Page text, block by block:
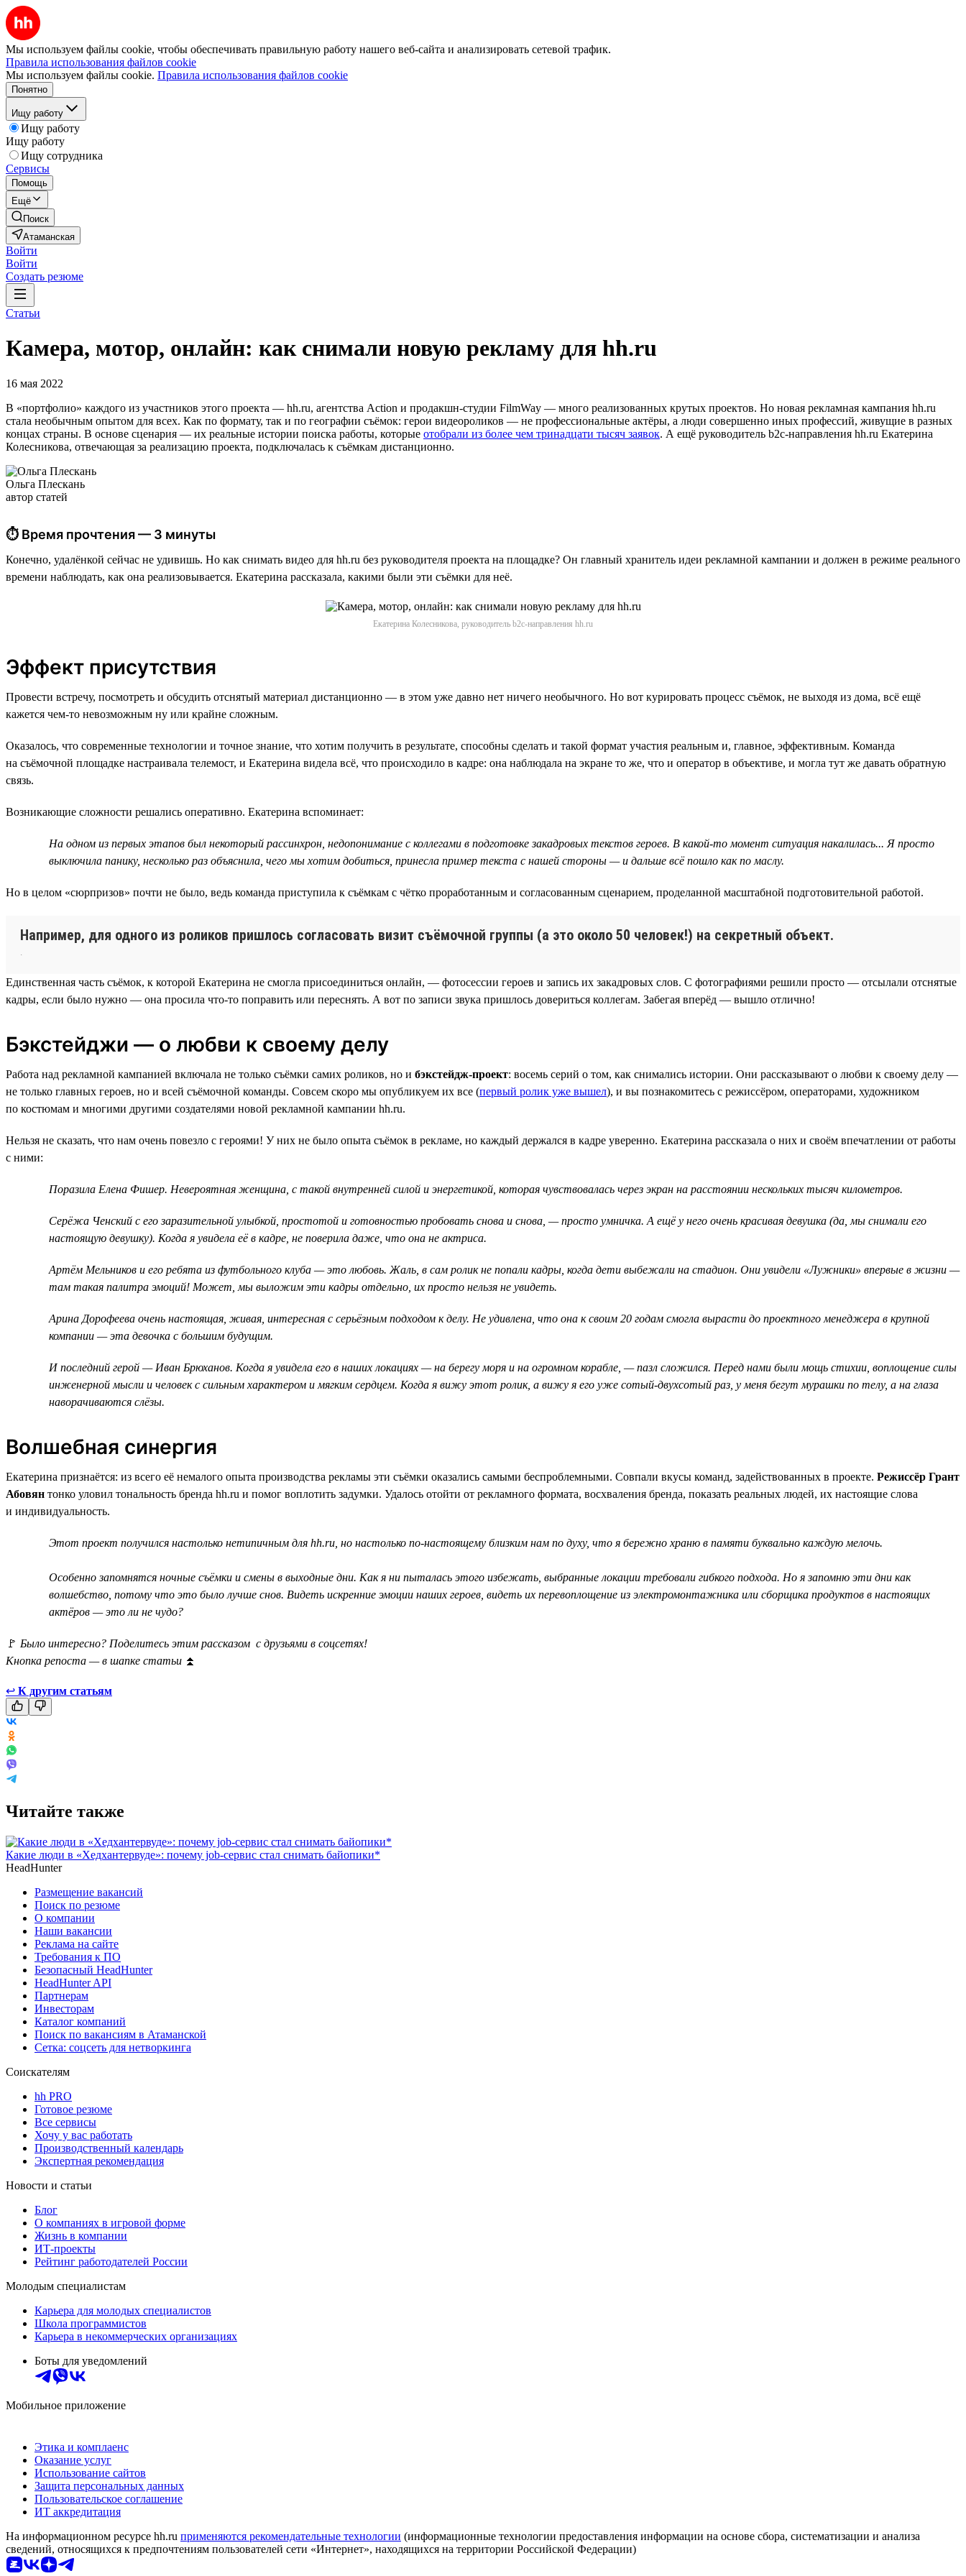
Мы используем файлы cookie, чтобы обеспечивать правильную работу нашего веб-сайта и анализировать сетевой трафик.
Правила использования файлов cookie
Мы используем файлы cookie. Правила использования файлов cookie
Понятно
Ищу работу
Ищу работу
Ищу работу
Ищу сотрудника
Сервисы
Помощь
Ещё
Поиск
Атаманская
Войти
Войти
Создать резюме
Статьи
Камера, мотор, онлайн: как снимали новую рекламу для hh.ru
16 мая 2022
В «портфолио» каждого из участников этого проекта — hh.ru, агентства Action и продакшн-студии FilmWay — много реализованных крутых проектов. Но новая рекламная кампания hh.ru
стала необычным опытом для всех. Как по формату, так и по географии съёмок: герои видеороликов — не профессиональные актёры, а люди совершенно иных профессий, живущие в разных
концах страны. В основе сценария — их реальные истории поиска работы, которые отобрали из более чем тринадцати тысяч заявок. А ещё руководитель b2c-направления hh.ru Екатерина
Колесникова, отвечающая за реализацию проекта, подключалась к съёмкам дистанционно.
Ольга Плескань
автор статей
⏱ Время прочтения — 3 минуты
Конечно, удалёнкой сейчас не удивишь. Но как снимать видео для hh.ru без руководителя проекта на площадке? Он главный хранитель идеи рекламной кампании и должен в режиме реального
времени наблюдать, как она реализовывается. Екатерина рассказала, какими были эти съёмки для неё.
Екатерина Колесникова, руководитель b2c-направления hh.ru
Эффект присутствия
Провести встречу, посмотреть и обсудить отснятый материал дистанционно — в этом уже давно нет ничего необычного. Но вот курировать процесс съёмок, не выходя из дома, всё ещё
кажется чем-то невозможным ну или крайне сложным.
Оказалось, что современные технологии и точное знание, что хотим получить в результате, способны сделать и такой формат участия реальным и, главное, эффективным. Команда
на съёмочной площадке настраивала телемост, и Екатерина видела всё, что происходило в кадре: она наблюдала на экране то же, что и оператор в объективе, и могла тут же давать обратную
связь.
Возникающие сложности решались оперативно. Екатерина вспоминает:
На одном из первых этапов был некоторый рассинхрон, недопонимание с коллегами в подготовке закадровых текстов героев. В какой-то момент ситуация накалилась... Я просто
выключила панику, несколько раз объяснила, чего мы хотим добиться, принесла пример текста с нашей стороны — и дальше всё пошло как по маслу.
Но в целом «сюрпризов» почти не было, ведь команда приступила к съёмкам с чётко проработанным и согласованным сценарием, проделанной масштабной подготовительной работой.
Например, для одного из роликов пришлось согласовать визит съёмочной группы (а это около 50 человек!) на секретный объект.
.
Единственная часть съёмок, к которой Екатерина не смогла присоединиться онлайн, — фотосессии героев и запись их закадровых слов. С фотографиями решили просто — отсылали отснятые
кадры, если было нужно — она просила что-то поправить или переснять. А вот по записи звука пришлось довериться коллегам. Забегая вперёд — вышло отлично!
Бэкстейджи — о любви к своему делу
Работа над рекламной кампанией включала не только съёмки самих роликов, но и бэкстейдж-проект: восемь серий о том, как снимались истории. Они рассказывают о любви к своему делу —
не только главных героев, но и всей съёмочной команды. Совсем скоро мы опубликуем их все (первый ролик уже вышел), и вы познакомитесь с режиссёром, операторами, художником
по костюмам и многими другими создателями новой рекламной кампании hh.ru.
Нельзя не сказать, что нам очень повезло с героями! У них не было опыта съёмок в рекламе, но каждый держался в кадре уверенно. Екатерина рассказала о них и своём впечатлении от работы
с ними:
Поразила Елена Фишер. Невероятная женщина, с такой внутренней силой и энергетикой, которая чувствовалась через экран на расстоянии нескольких тысяч километров.
Серёжа Ченский с его заразительной улыбкой, простотой и готовностью пробовать снова и снова, — просто умничка. А ещё у него очень красивая девушка (да, мы снимали его
настоящую девушку). Когда я увидела её в кадре, не поверила даже, что она не актриса.
Артём Мельников и его ребята из футбольного клуба — это любовь. Жаль, в сам ролик не попали кадры, когда дети выбежали на стадион. Они увидели «Лужники» впервые в жизни —
там такая палитра эмоций! Может, мы выложим эти кадры отдельно, их просто нельзя не увидеть.
Арина Дорофеева очень настоящая, живая, интересная с серьёзным подходом к делу. Не удивлена, что она к своим 20 годам смогла вырасти до проектного менеджера в крупной
компании — эта девочка с большим будущим.
И последний герой — Иван Брюханов. Когда я увидела его в наших локациях — на берегу моря и на огромном корабле, — пазл сложился. Перед нами были мощь стихии, воплощение силы
инженерной мысли и человек с сильным характером и мягким сердцем. Когда я вижу этот ролик, а вижу я его уже сотый-двухсотый раз, у меня бегут мурашки по телу, а на глаза
наворачиваются слёзы.
Волшебная синергия
Екатерина признаётся: из всего её немалого опыта производства рекламы эти съёмки оказались самыми беспроблемными. Совпали вкусы команд, задействованных в проекте. Режиссёр Грант
Абовян тонко уловил тональность бренда hh.ru и помог воплотить задумки. Удалось отойти от рекламного формата, восхваления бренда, показать реальных людей, их настоящие слова
и индивидуальность.
Этот проект получился настолько нетипичным для hh.ru, но настолько по-настоящему близким нам по духу, что я бережно храню в памяти буквально каждую мелочь.
Особенно запомнятся ночные съёмки и смены в выходные дни. Как я ни пыталась этого избежать, выбранные локации требовали гибкого подхода. Но я запомню эти дни как
волшебство, потому что это было лучше снов. Видеть искренние эмоции наших героев, видеть их перевоплощение из электромонтажника или сборщика продуктов в настоящих
актёров — это ли не чудо?
🚩 Было интересно? Поделитесь этим рассказом с друзьями в соцсетях!
Кнопка репоста — в шапке статьи ⏫
↩ К другим статьям
Читайте также
Какие люди в «Хедхантервуде»: почему job-сервис стал снимать байопики*
HeadHunter
Размещение вакансий
Поиск по резюме
О компании
Наши вакансии
Реклама на сайте
Требования к ПО
Безопасный HeadHunter
HeadHunter API
Партнерам
Инвесторам
Каталог компаний
Поиск по вакансиям в Атаманской
Сетка: соцсеть для нетворкинга
Соискателям
hh PRO
Готовое резюме
Все сервисы
Хочу у вас работать
Производственный календарь
Экспертная рекомендация
Новости и статьи
Блог
О компаниях в игровой форме
Жизнь в компании
ИТ-проекты
Рейтинг работодателей России
Молодым специалистам
Карьера для молодых специалистов
Школа программистов
Карьера в некоммерческих организациях
Боты для уведомлений
Мобильное приложение
Этика и комплаенс
Оказание услуг
Использование сайтов
Защита персональных данных
Пользовательское соглашение
ИТ аккредитация
На информационном ресурсе hh.ru применяются рекомендательные технологии (информационные технологии предоставления информации на основе сбора, систематизации и анализа
сведений, относящихся к предпочтениям пользователей сети «Интернет», находящихся на территории Российской Федерации)